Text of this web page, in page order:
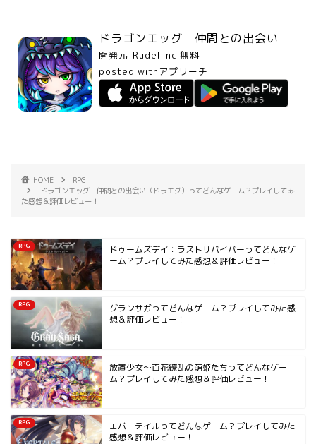
ドラゴンエッグ 仲間との出会い
開発元: Rudel inc.無料
posted with アプリーチ
HOME
RPG
ドラゴンエッグ 仲間との出会い（ドラエグ）ってどんなゲーム？プレイしてみ
た感想＆評価レビュー！
RPG
ドゥームズデイ：ラストサバイバーってどんなゲ
ーム？プレイしてみた感想＆評価レビュー！
RPG
グランサガってどんなゲーム？プレイしてみた感
想＆評価レビュー！
RPG
放置少女～百花繚乱の萌姫たちってどんなゲー
ム？プレイしてみた感想＆評価レビュー！
RPG
エバーテイルってどんなゲーム？プレイしてみた
感想＆評価レビュー！